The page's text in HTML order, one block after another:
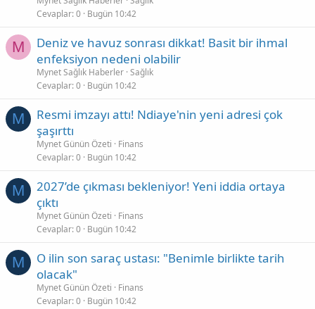
Cevaplar 0 Bugün 10:42
M
Deniz ve havuz sonrası dikkat! Basit bir ihmal
enfeksiyon nedeni olabilir
Mynet Sağlık Haberler Sağlık
Cevaplar 0 Bugün 10:42
M
Resmi imzayı attı! Ndiaye'nin yeni adresi çok
şaşırttı
Mynet Günün Özeti
Finans
Cevaplar 0 Bugün 10:42
M
2027’de çıkması bekleniyor! Yeni iddia ortaya
çıktı
Mynet Günün Özeti
Finans
Cevaplar 0 Bugün 10:42
M
O ilin son saraç ustası: "Benimle birlikte tarih
olacak"
Mynet Günün Özeti
Finans
Cevaplar 0 Bugün 10:42